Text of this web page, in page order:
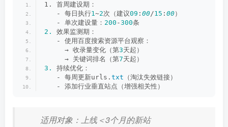
1. 首周建设期：
   - 每日执行
1~2次（建议09 : 00/15 : 00）
   - 单次建设量：
200 -300条
2.
效果监测期：
   - 使用百度搜索资源平台观察：
     → 收录量变化（第
3天起）
     → 关键词排名（第
7天起）
3.
持续优化：
   - 每周更新urls.
txt （淘汰失效链接）
   - 添加行业垂直站点（增强相关性）
适用对象：上线＜3个月的新站